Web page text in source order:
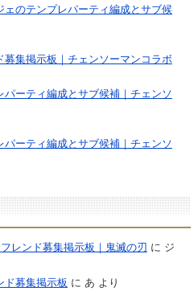
ェのテンプレパーティ編成とサブ候
募集掲示板｜チェンソーマンコラボ
パーティ編成とサブ候補｜チェンソ
パーティ編成とサブ候補｜チェンソ
レンド募集掲示板｜鬼滅の刃 に ジ
ド募集掲示板 に あ より